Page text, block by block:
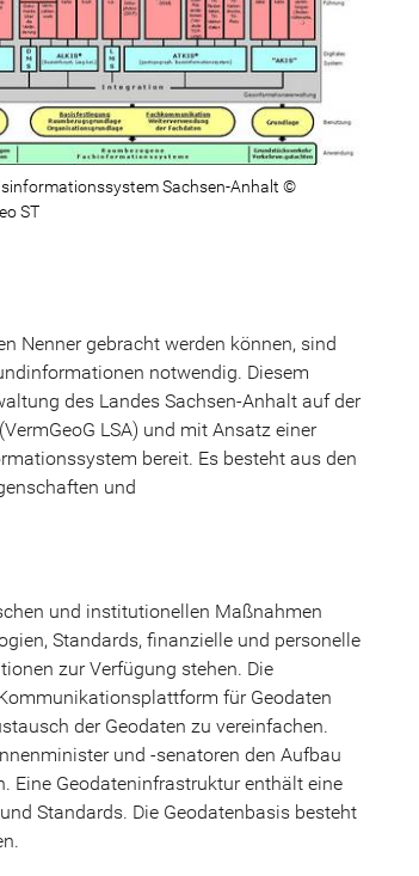
Sachsen-Anhalt ©
ST
Nenner gebracht werden können, sind
notwendig. Diesem
des Landes Sachsen-Anhalt auf der
LSA) und mit Ansatz einer
bereit. Es besteht aus den
und
und institutionellen Maßnahmen
Standards, finanzielle und personelle
zur Verfügung stehen. Die
für Geodaten
der Geodaten zu vereinfachen.
und -senatoren den Aufbau
Eine Geodateninfrastruktur enthält eine
Standards. Die Geodatenbasis besteht